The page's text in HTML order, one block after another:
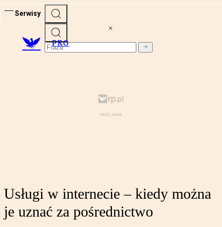
Serwisy
PRO
Usługi w internecie – kiedy można
je uznać za pośrednictwo